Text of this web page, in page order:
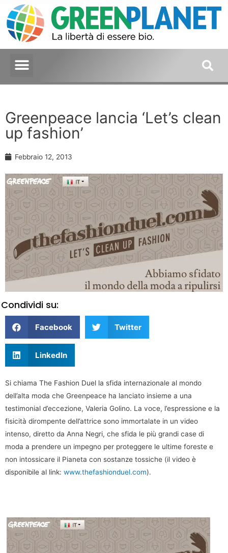
Greenpeace lancia ‘Let’s clean
up fashion’
Febbraio 12, 2013
Condividi su:
Facebook Twitter
LinkedIn
Si chiama The Fashion Duel la sfida internazionale al mondo
dell’alta moda che Greenpeace ha lanciato insieme a una
testimonial d’eccezione, Valeria Golino. La voce, l’espressione e la
fisicità dirompente dell’attrice sono immortalate in un video
intenso, diretto da Anna Negri, che sfida le più grandi case di
moda a prendere un impegno per proteggere le ultime foreste e
non intossicare il Pianeta con sostanze tossiche (il video è
disponibile al link: www.thefashionduel.com).